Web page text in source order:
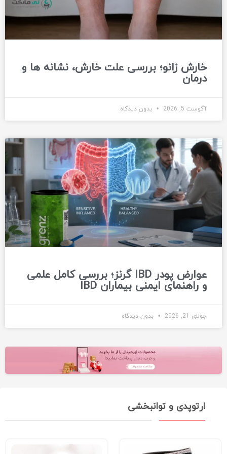
خارش زانو؛ بررسی علت خارش، نشانه ها و
درمان
آگوست 5, 2026 بدون دیدگاه
عوارض پودر IBD گرنز؛ بررسی کامل علمی
و راهنمای ایمنی بیماران IBD
جولای 21, 2026 بدون دیدگاه
ارتوپدی و توانبخشی